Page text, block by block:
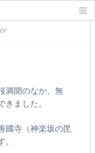
満開のなか、無
きました。
國寺（神楽坂の毘
。